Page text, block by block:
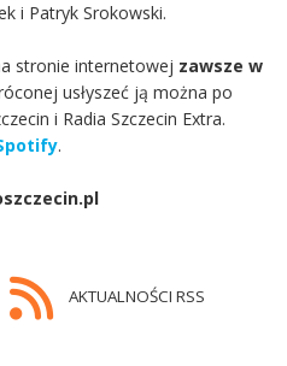
i Patryk Srokowski.
stronie internetowej zawsze w
usłyszeć ją można po
i Radia Szczecin Extra.
.
AKTUALNOŚCI RSS